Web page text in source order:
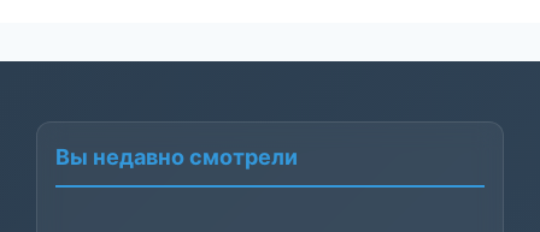
Вы недавно смотрели